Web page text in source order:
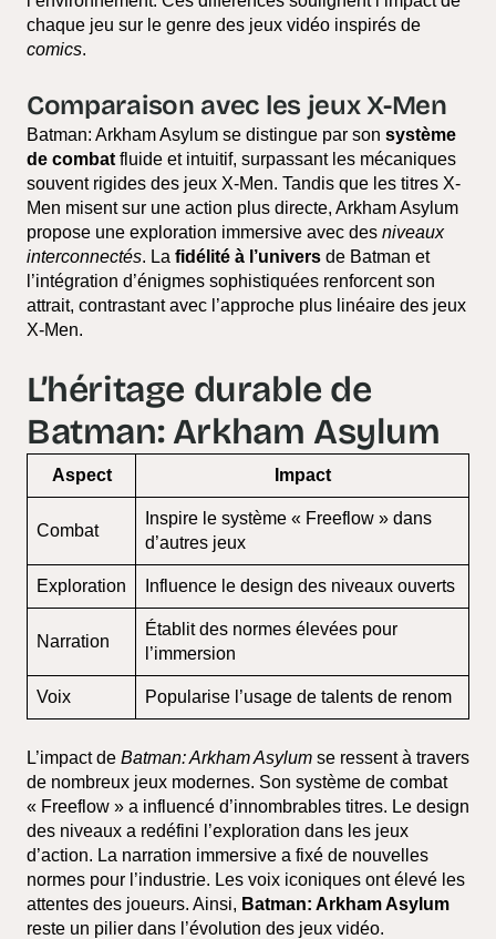
chaque jeu sur le genre des jeux vidéo inspirés de
comics.
Comparaison avec les jeux X-Men
Batman: Arkham Asylum se distingue par son système
de combat fluide et intuitif, surpassant les mécaniques
souvent rigides des jeux X-Men. Tandis que les titres X-
Men misent sur une action plus directe, Arkham Asylum
propose une exploration immersive avec des niveaux
interconnectés. La fidélité à l’univers de Batman et
l’intégration d’énigmes sophistiquées renforcent son
attrait, contrastant avec l’approche plus linéaire des jeux
X-Men.
L’héritage durable de
Batman: Arkham Asylum
Aspect Impact
Combat
Inspire le système « Freeflow » dans
d’autres jeux
Exploration Influence le design des niveaux ouverts
Narration
Établit des normes élevées pour
l’immersion
Voix Popularise l’usage de talents de renom
L’impact de Batman: Arkham Asylum se ressent à travers
de nombreux jeux modernes. Son système de combat
« Freeflow » a influencé d’innombrables titres. Le design
des niveaux a redéfini l’exploration dans les jeux
d’action. La narration immersive a fixé de nouvelles
normes pour l’industrie. Les voix iconiques ont élevé les
attentes des joueurs. Ainsi, Batman: Arkham Asylum
reste un pilier dans l’évolution des jeux vidéo.